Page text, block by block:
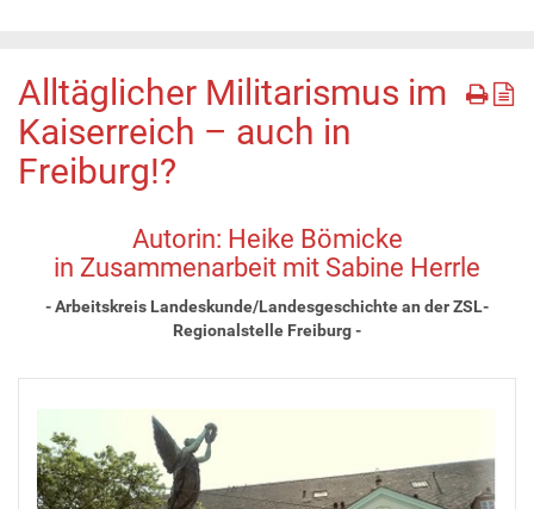
Alltäglicher Militarismus im
Kaiserreich – auch in
Freiburg!?
Autorin: Heike Bömicke
in Zusammenarbeit mit Sabine Herrle
- Arbeitskreis Landeskunde/Landesgeschichte an der ZSL-
Regionalstelle Freiburg -